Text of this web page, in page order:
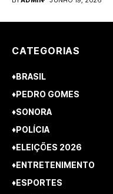
CATEGORIAS
♦BRASIL
♦PEDRO GOMES
♦SONORA
♦POLÍCIA
♦ELEIÇÕES 2026
♦ENTRETENIMENTO
♦ESPORTES